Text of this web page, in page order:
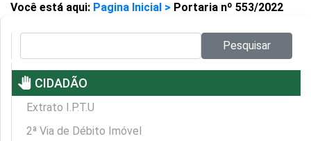
Você está aqui: Pagina Inicial > Portaria nº 553/2022
Pesquisar
pan_tool CIDADÃO
Extrato I.P.T.U
2ª Via de Débito Imóvel